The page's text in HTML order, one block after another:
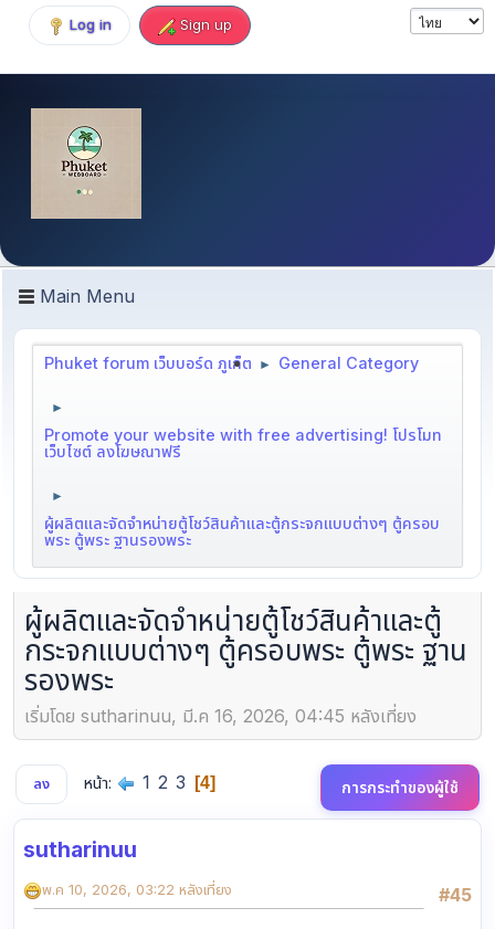
Log in Sign up
Main Menu
Phuket forum เว็บบอร์ด ภูเก็ต ► General Category
►
Promote your website with free advertising! โปรโมท
เว็บไซต์ ลงโฆษณาฟรี
►
ผู้ผลิตและจัดจำหน่ายตู้โชว์สินค้าและตู้กระจกแบบต่างๆ ตู้ครอบ
พระ ตู้พระ ฐานรองพระ
ผู้ผลิตและจัดจำหน่ายตู้โชว์สินค้าและตู้
กระจกแบบต่างๆ ตู้ครอบพระ ตู้พระ ฐาน
รองพระ
เริ่มโดย sutharinuu, มี.ค 16, 2026, 04:45 หลังเที่ยง
ลง หน้า 1 2 3 4 การกระทำของผู้ใช้
sutharinuu
#45
พ.ค 10, 2026, 03:22 หลังเที่ยง